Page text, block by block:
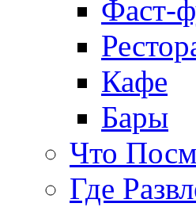
Фаст-
Кафе
Бары
Что
Где